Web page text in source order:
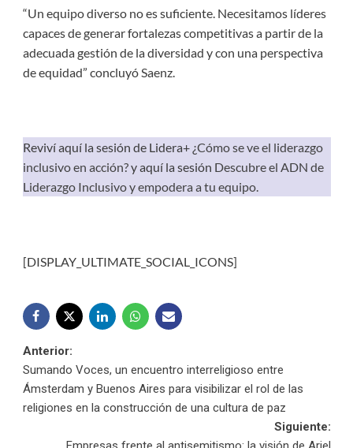
“Un equipo diverso no es suficiente. Necesitamos líderes
capaces de generar fortalezas competitivas a partir de la
adecuada gestión de la diversidad y con una perspectiva
de equidad” concluyó Saenz.
Reviví aquí la sesión de Lidera+ ¿Cómo se ve el liderazgo
inclusivo en acción?y aquí la sesión Descubre el ADN de
Liderazgo Inclusivo y empodera a tu equipo.
[DISPLAY_ULTIMATE_SOCIAL_ICONS]
Navegación
de
entradas
Anterior:
Sumando Voces, un encuentro interreligioso entre
Ámsterdam y Buenos Aires para visibilizar el rol de las
religiones en la construcción de una cultura de paz
Siguiente: